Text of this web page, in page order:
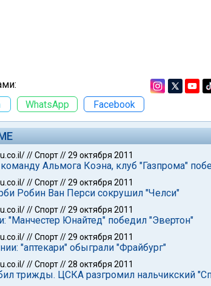
WhatsApp Facebook
//Спорт//29 октября 2011
Альмога Коэна, клуб "Газпрома"
//Спорт//29 октября 2011
Робин Ван Перси сокрушил "Челси"
//Спорт//29 октября 2011
"Манчестер Юнайтед" победил "Эвертон"
//Спорт//29 октября 2011
"аптекари" обыграли "Фрайбург"
//Спорт//28 октября 2011
трижды. ЦСКА разгромил нальчикский